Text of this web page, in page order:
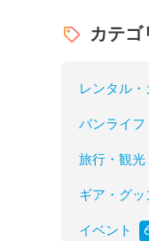
カテゴ
レンタル
バンライフ
旅行・観光
ギア・グッ
イベント